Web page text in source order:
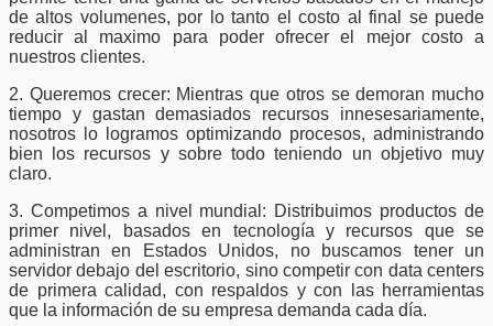
de altos volumenes, por lo tanto el costo al final se puede
reducir al maximo para poder ofrecer el mejor costo a
nuestros clientes.
2. Queremos crecer: Mientras que otros se demoran mucho
tiempo y gastan demasiados recursos innesesariamente,
nosotros lo logramos optimizando procesos, administrando
bien los recursos y sobre todo teniendo un objetivo muy
claro.
3. Competimos a nivel mundial: Distribuimos productos de
primer nivel, basados en tecnología y recursos que se
administran en Estados Unidos, no buscamos tener un
servidor debajo del escritorio, sino competir con data centers
de primera calidad, con respaldos y con las herramientas
que la información de su empresa demanda cada día.